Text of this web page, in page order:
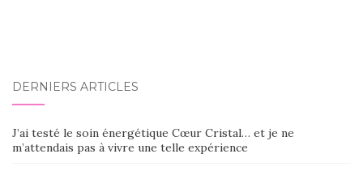
DERNIERS ARTICLES
J’ai testé le soin énergétique Cœur Cristal… et je ne
m’attendais pas à vivre une telle expérience